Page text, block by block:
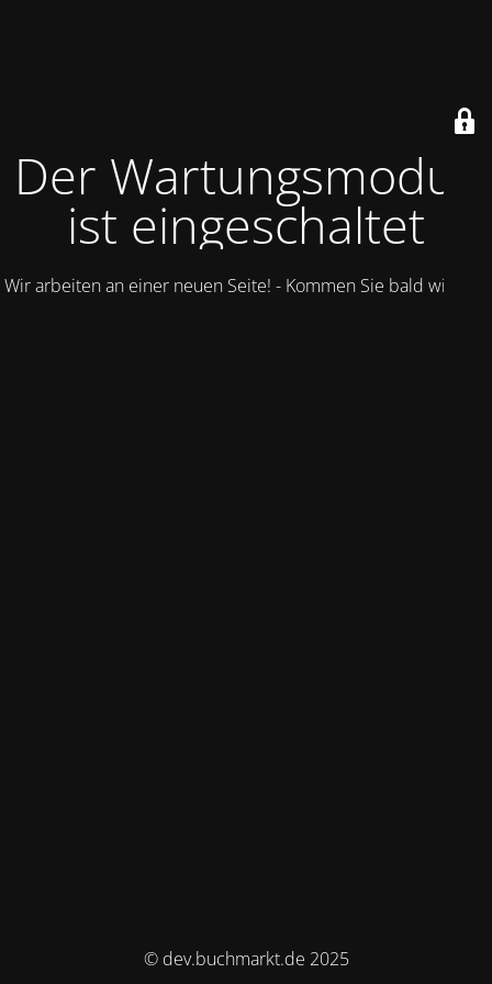
Der Wartungsmodus
ist eingeschaltet
Wir arbeiten an einer neuen Seite! - Kommen Sie bald wieder.
© dev.buchmarkt.de 2025